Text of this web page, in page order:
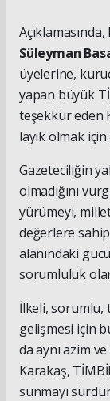
Süleyman
üyelerine,
yapan büyük
teşekkür eden
layık olmak
Gazeteciliğin
olmadığını
yürümeyi,
değerlere
alanındaki
sorumluluk
İlkeli, sorumlu,
gelişmesi için
da aynı azim
Karakaş,
sunmayı